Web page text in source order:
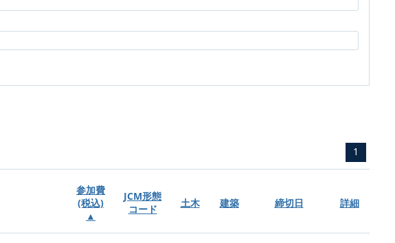
1
参加費
(税込)
▲
JCM形態
コード
土木 建築 締切日 詳細